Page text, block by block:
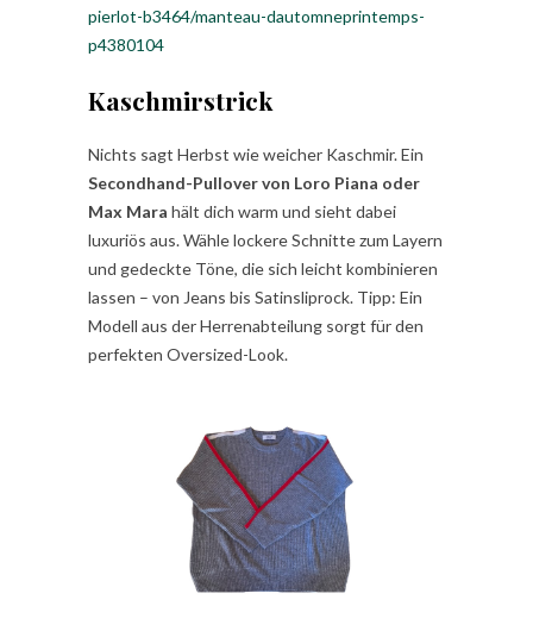
pierlot-b3464/manteau-dautomneprintemps-
p4380104
Kaschmirstrick
Nichts sagt Herbst wie weicher Kaschmir. Ein
Secondhand-Pullover von Loro Piana oder
Max Mara hält dich warm und sieht dabei
luxuriös aus. Wähle lockere Schnitte zum Layern
und gedeckte Töne, die sich leicht kombinieren
lassen – von Jeans bis Satinsliprock. Tipp: Ein
Modell aus der Herrenabteilung sorgt für den
perfekten Oversized-Look.